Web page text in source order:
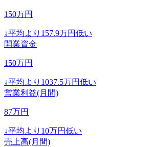
150万円
↓平均より 157.9万円低い
開業資金
150万円
↓平均より 1037.5万円低い
営業利益(月間)
87万円
↓平均より 10万円低い
売上高(月間)